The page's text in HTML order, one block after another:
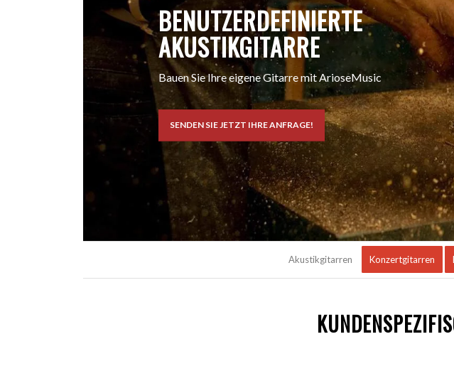
BENUTZERDEFINIERTE
AKUSTIKGITARRE
Bauen Sie Ihre eigene Gitarre mit ArioseMusic
SENDEN SIE JETZT IHRE ANFRAGE!
Akustikgitarren Konzertgitarren